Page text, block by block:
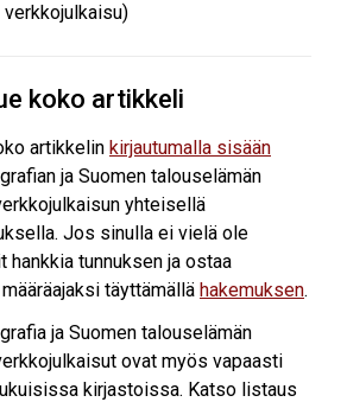
koko artikkeli
artikkelin kirjautumalla sisään
ja Suomen talouselämän
yhteisellä
Jos sinulla ei vielä ole
hankkia tunnuksen ja ostaa
täyttämällä hakemuksen.
ja Suomen talouselämän
ovat myös vapaasti
kirjastoissa. Katso listaus